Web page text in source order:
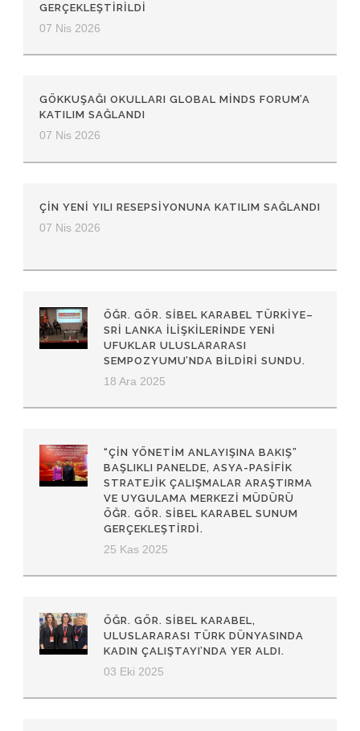
GERÇEKLEŞTIRILDI
07 Nis 2026
GÖKKUŞAĞI OKULLARI GLOBAL MINDS FORUM’A
KATILIM SAĞLANDI
07 Nis 2026
ÇIN YENI YILI RESEPSIYONUNA KATILIM SAĞLANDI
07 Nis 2026
ÖĞR. GÖR. SIBEL KARABEL TÜRKIYE–
SRI LANKA İLIŞKILERINDE YENI
UFUKLAR ULUSLARARASI
SEMPOZYUMU’NDA BILDIRI SUNDU.
18 Ara 2025
“ÇIN YÖNETIM ANLAYIŞINA BAKIŞ”
BAŞLIKLI PANELDE, ASYA-PASIFIK
STRATEJIK ÇALIŞMALAR ARAŞTIRMA
VE UYGULAMA MERKEZI MÜDÜRÜ
ÖĞR. GÖR. SIBEL KARABEL SUNUM
GERÇEKLEŞTIRDI.
25 Kas 2025
ÖĞR. GÖR. SIBEL KARABEL,
ULUSLARARASI TÜRK DÜNYASINDA
KADIN ÇALIŞTAYI’NDA YER ALDI.
03 Eki 2025